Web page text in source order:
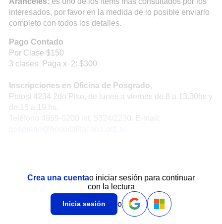
interesados, por favor en la medida de lo posible enviarlo
completo con todos los detalles.
Pago Contado
Por Clase $150
3 clases Paga x 2: $300
Inscripciones en Oficina de Posgrado,
Potosí 4234 2do Piso, de lunes a viernes de 8 a 13.30hs y
de 15 a 19 hs.
Crea una cuentao iniciar sesión para continuar
con la lectura
Inicia sesión o